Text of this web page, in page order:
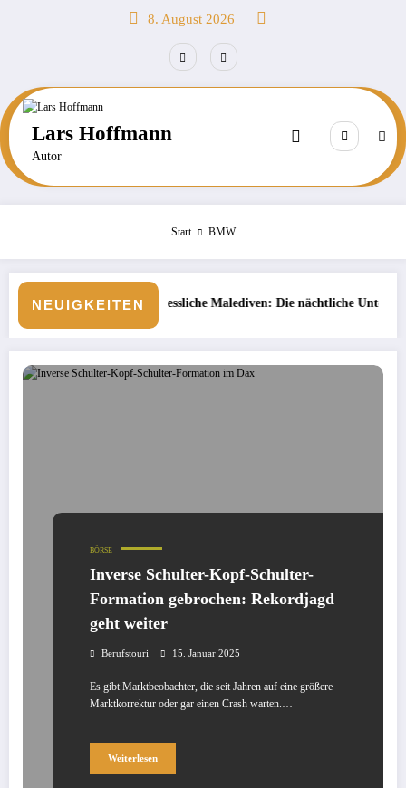
8. August 2026
Lars Hoffmann
Autor
Start BMW
NEUIGKEITEN
Malediven: Die nächtliche Unterwasserwelt beim Börse:
BÖRSE
Inverse Schulter-Kopf-Schulter-
Formation gebrochen: Rekordjagd
geht weiter
Berufstouri 15. Januar 2025
Es gibt Marktbeobachter, die seit Jahren auf eine größere
Marktkorrektur oder gar einen Crash warten.…
Weiterlesen